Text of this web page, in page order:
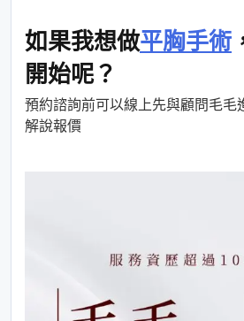
如果我想做平胸手術
開始呢？
預約諮詢前可以線上先與顧問毛毛
解說報價